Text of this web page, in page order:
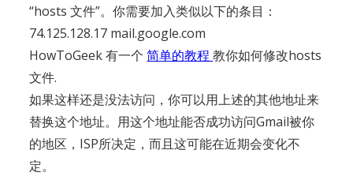
“hosts 文件”。你需要加入类似以下的条目：
74.125.128.17 mail.google.com
HowToGeek 有一个简单的教程教你如何修改hosts
文件.
如果这样还是没法访问，你可以用上述的其他地址来
替换这个地址。用这个地址能否成功访问Gmail被你
的地区，ISP所决定，而且这可能在近期会变化不
定。